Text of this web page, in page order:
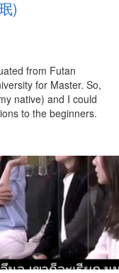
)
from Futan
for Master. So,
native) and I could
to the beginners.